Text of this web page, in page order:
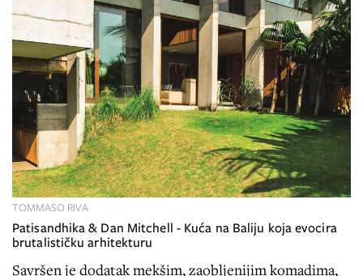
TOMMASO RIVA
Patisandhika & Dan Mitchell - Kuća na Baliju koja evocira
brutalističku arhitekturu
Savršen je dodatak mekšim, zaobljenijim komadima,